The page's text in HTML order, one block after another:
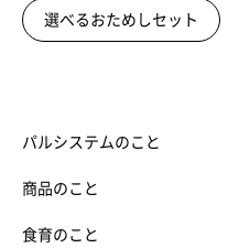
選べるおためしセット
パルシステムのこと
商品のこと
食育のこと